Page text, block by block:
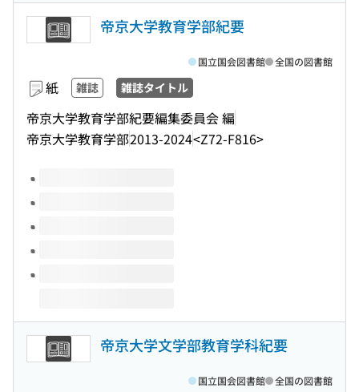
帝京大学教育学部紀要
紙 雑誌 雑誌タイトル
帝京大学教育学部紀要編集委員会 編
帝京大学教育学部2013-2024<Z72-F816>
国立国会図書館 全国の図書館
このタイトルの巻号
帝京大学文学部教育学科紀要
国立国会図書館 全国の図書館